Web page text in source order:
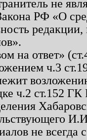
не
РФ «О
на ответ»
ч.3
ч.2 ст.152
не